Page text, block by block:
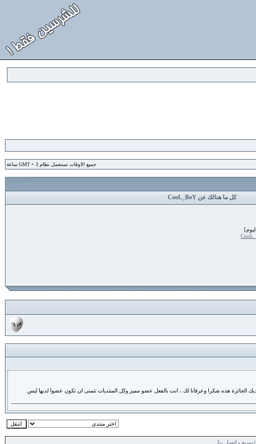
جميع الاوقات تستعمل نظام GMT + 3 ساعة
كل ما هنالك عن CooL_BoY
الجائزة هذه شكرا وعرفانا لك ، انت بالفعل عضو مميز وكل المنتديات تتمنى ان تكون عضوا لديها ليس
- اتصل بنا